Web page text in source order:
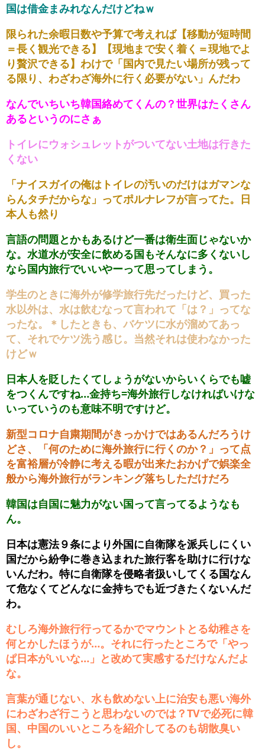
国は借金まみれなんだけどねｗ
限られた余暇日数や予算で考えれば【移動が短時間
＝長く観光できる】【現地まで安く着く＝現地でよ
り贅沢できる】わけで「国内で見たい場所が残って
る限り、わざわざ海外に行く必要がない」んだわ
なんでいちいち韓国絡めてくんの？世界はたくさん
あるというのにさぁ
トイレにウォシュレットがついてない土地は行きた
くない
「ナイスガイの俺はトイレの汚いのだけはガマンな
らんタチだからな」ってポルナレフが言ってた。日
本人も然り
言語の問題とかもあるけど一番は衛生面じゃないか
な。水道水が安全に飲める国もそんなに多くないし
なら国内旅行でいいやーって思ってしまう。
学生のときに海外が修学旅行先だったけど、買った
水以外は、水は飲むなって言われて「は？」ってな
ったな。＊したときも、バケツに水が溜めてあっ
て、それでケツ洗う感じ。当然それは使わなかった
けどｗ
日本人を貶したくてしょうがないからいくらでも嘘
をつくんですね…金持ち=海外旅行しなければいけな
いっていうのも意味不明ですけど。
新型コロナ自粛期間がきっかけではあるんだろうけ
どさ、「何のために海外旅行に行くのか？」って点
を富裕層が冷静に考える暇が出来たおかげで娯楽全
般から海外旅行がランキング落ちしただけだろ
韓国は自国に魅力がない国って言ってるようなも
ん。
日本は憲法９条により外国に自衛隊を派兵しにくい
国だから紛争に巻き込まれた旅行客を助けに行けな
いんだわ。特に自衛隊を侵略者扱いしてくる国なん
て危なくてどんなに金持ちでも近づきたくないんだ
わ。
むしろ海外旅行行ってるかでマウントとる幼稚さを
何とかしたほうが…。それに行ったところで「やっ
ぱ日本がいいな…」と改めて実感するだけなんだよ
な。
言葉が通じない、水も飲めない上に治安も悪い海外
にわざわざ行こうと思わないのでは？TVで必死に韓
国、中国のいいところを紹介してるのも胡散臭い
し。